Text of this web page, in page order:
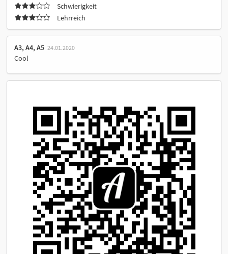
Schwierigkeit
Lehrreich
A3, A4, A5 24.01.2020
Cool